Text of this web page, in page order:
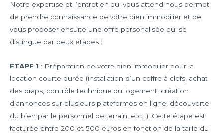
Notre expertise et l’entretien qui vous attend nous permet
de prendre connaissance de votre bien immobilier et de
vous proposer ensuite une offre personalisée qui se
distingue par deux étapes :
ETAPE 1 : Préparation de votre bien immobilier pour la
location courte durée (installation d’un coffre à clefs, achat
des draps, contrôle technique du logement, création
d’annonces sur plusieurs plateformes en ligne, découverte
du bien par le personnel de terrain, etc…). Cette étape est
facturée entre 200 et 500 euros en fonction de la taille du